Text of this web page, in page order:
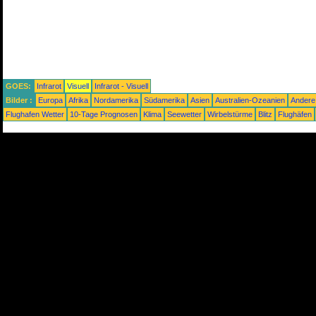
GOES: Infrarot Visuell
Infrarot - Visuell
Bilder :
Europa Afrika Nordamerika Südamerika Asien Australien-Ozeanien
Andere
Flughafen Wetter
10-Tage Prognosen Klima Seewetter Wirbelstürme Blitz Flughäfen